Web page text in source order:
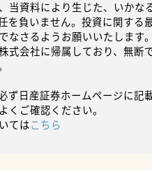
当資料により生じた、いかな
を負いません。投資に関する
なさるようお願いいたします
式会社に帰属しており、無断
ず日産証券ホームページに記
くご確認ください。
てはこちら